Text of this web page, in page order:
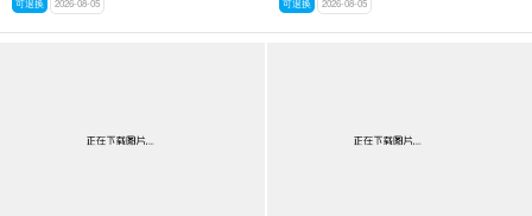
可退换 2026-08-05 可退换 2026-08-05